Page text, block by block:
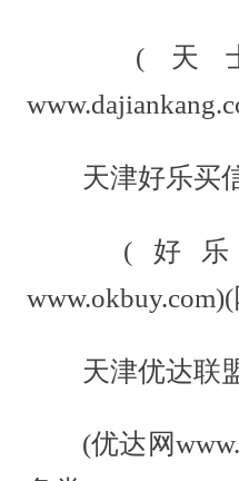
(天士
天津好乐买信
(好乐
天津优达联盟
(优达网